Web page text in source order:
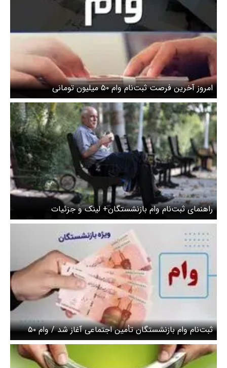
امروز آخرین فرصت ثبت‌نام وام ۵۰ میلیون تومانی
بازنشستگان تأمین اجتماعی / ثبت‌نام از طریق دفاتر
پیشخوان و کانون‌ها
راهنمای ثبت‌نام وام بازنشستگان+ لینک و جزئیات
ثبت‌نام وام بازنشستگان تأمین اجتماعی آغاز شد / وام ۵۰
میلیونی با کارمزد ۴ درصد + مهلت ثبت‌نام